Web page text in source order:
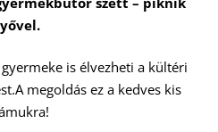
is élvezheti a kültéri
megoldás ez a kedves kis